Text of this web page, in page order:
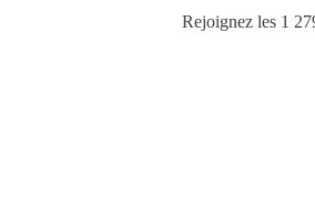
Rejoignez les 1